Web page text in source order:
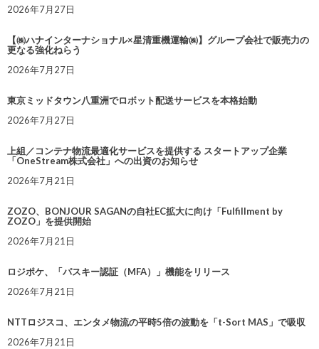
2026年7月27日
【㈱ハナインターナショナル×星清重機運輸㈱】グループ会社で販売力の
更なる強化ねらう
2026年7月27日
東京ミッドタウン八重洲でロボット配送サービスを本格始動
2026年7月27日
上組／コンテナ物流最適化サービスを提供する スタートアップ企業
「OneStream株式会社」への出資のお知らせ
2026年7月21日
ZOZO、BONJOUR SAGANの自社EC拡大に向け「Fulfillment by
ZOZO」を提供開始
2026年7月21日
ロジポケ、「パスキー認証（MFA）」機能をリリース
2026年7月21日
NTTロジスコ、エンタメ物流の平時5倍の波動を「t-Sort MAS」で吸収
2026年7月21日